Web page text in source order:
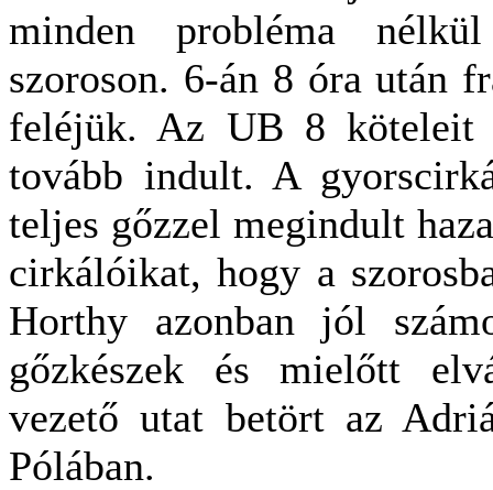
minden probléma
szoroson. 6-án 8 óra után
feléjük. Az UB 8 köteleit
tovább indult. A
teljes gőzzel megindult
cirkálóikat, hogy a
Horthy azonban jól
gőzkészek és mielőtt
vezető utat betört az
Pólában.